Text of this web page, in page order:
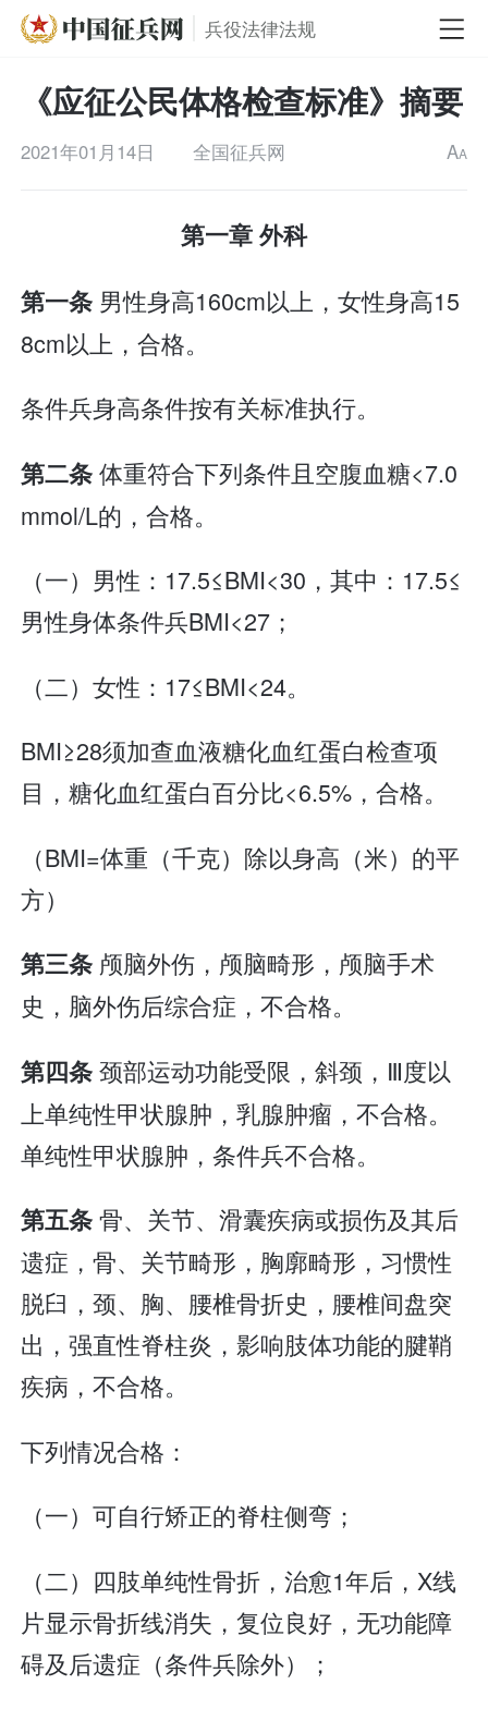
兵役法律法规
《应征公民体格检查标准》摘要
2021年01月14日 全国征兵网 AA
第一章 外科
第一条 男性身高160cm以上，女性身高15
8cm以上，合格。
条件兵身高条件按有关标准执行。
第二条体重符合下列条件且空腹血糖<7.0
mmol/L的，合格。
（一）男性：17.5≤BMI<30，其中：17.5≤
男性身体条件兵BMI<27；
（二）女性：17≤BMI<24。
BMI≥28须加查血液糖化血红蛋白检查项
目，糖化血红蛋白百分比<6.5%，合格。
（BMI=体重（千克）除以身高（米）的平
方）
第三条 颅脑外伤，颅脑畸形，颅脑手术
史，脑外伤后综合症，不合格。
第四条颈部运动功能受限，斜颈，Ⅲ度以
上单纯性甲状腺肿，乳腺肿瘤，不合格。
单纯性甲状腺肿，条件兵不合格。
第五条骨、关节、滑囊疾病或损伤及其后
遗症，骨、关节畸形，胸廓畸形，习惯性
脱臼，颈、胸、腰椎骨折史，腰椎间盘突
出，强直性脊柱炎，影响肢体功能的腱鞘
疾病，不合格。
下列情况合格：
（一）可自行矫正的脊柱侧弯；
（二）四肢单纯性骨折，治愈1年后，X线
片显示骨折线消失，复位良好，无功能障
碍及后遗症（条件兵除外）；